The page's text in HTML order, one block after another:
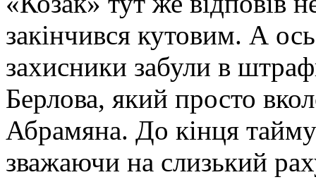
закінчився кутовим. А
захисники забули в
Берлова, який просто
Абрамяна. До кінця
зважаючи на слизький